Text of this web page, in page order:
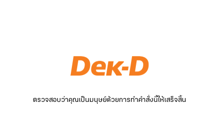
ตรวจสอบว่าคุณเป็นมนุษย์ด้วยการทำคำสั่งนี้ให้เสร็จสิ้น